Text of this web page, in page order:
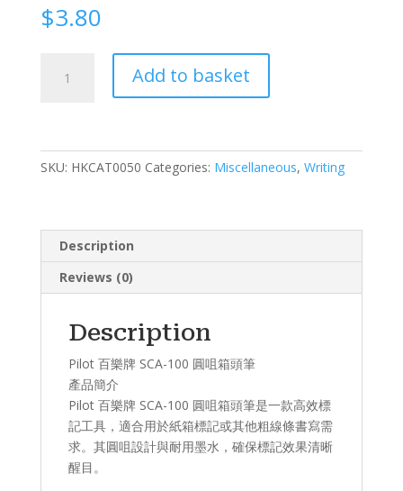
$3.80
100
箱
quantity
Add to basket
SKU: HKCAT0050 Categories: Miscellaneous, Writing
Description
Reviews (0)
Description
Pilot 百樂牌 SCA-100 圓咀箱頭筆
產品簡介​
Pilot 百樂牌 SCA-100 圓咀箱頭筆是一款高效標
記工具，適合用於紙箱標記或其他粗線條書寫需
求。其圓咀設計與耐用墨水，確保標記效果清晰
醒目。